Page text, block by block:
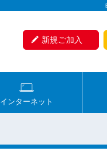
新規ご加入
インターネット